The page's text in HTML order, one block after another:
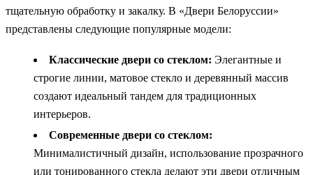
тщательную обработку и закалку. В «Двери Белоруссии»
представлены следующие популярные модели:
Классические двери со стеклом: Элегантные и
строгие линии, матовое стекло и деревянный массив
создают идеальный тандем для традиционных
интерьеров.
Современные двери со стеклом:
Минималистичный дизайн, использование прозрачного
или тонированного стекла делают эти двери отличным